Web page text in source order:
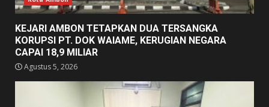
KEJARI AMBON TETAPKAN DUA TERSANGKA
KORUPSI PT. DOK WAIAME, KERUGIAN NEGARA
CAPAI 18,9 MILIAR
Agustus 5, 2026